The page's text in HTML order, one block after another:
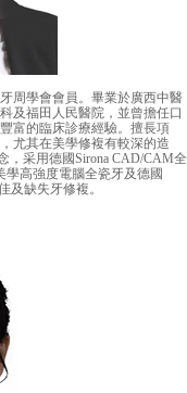
學會會員。畢業於廣西中醫
及福田人民醫院，並曾擔任口
富的臨床診療經驗。擅長項
尤其在美學修複有較深的造
，采用德國Sirona CAD/CAM全
學高強度電腦全瓷牙及德國
及缺失牙修複。